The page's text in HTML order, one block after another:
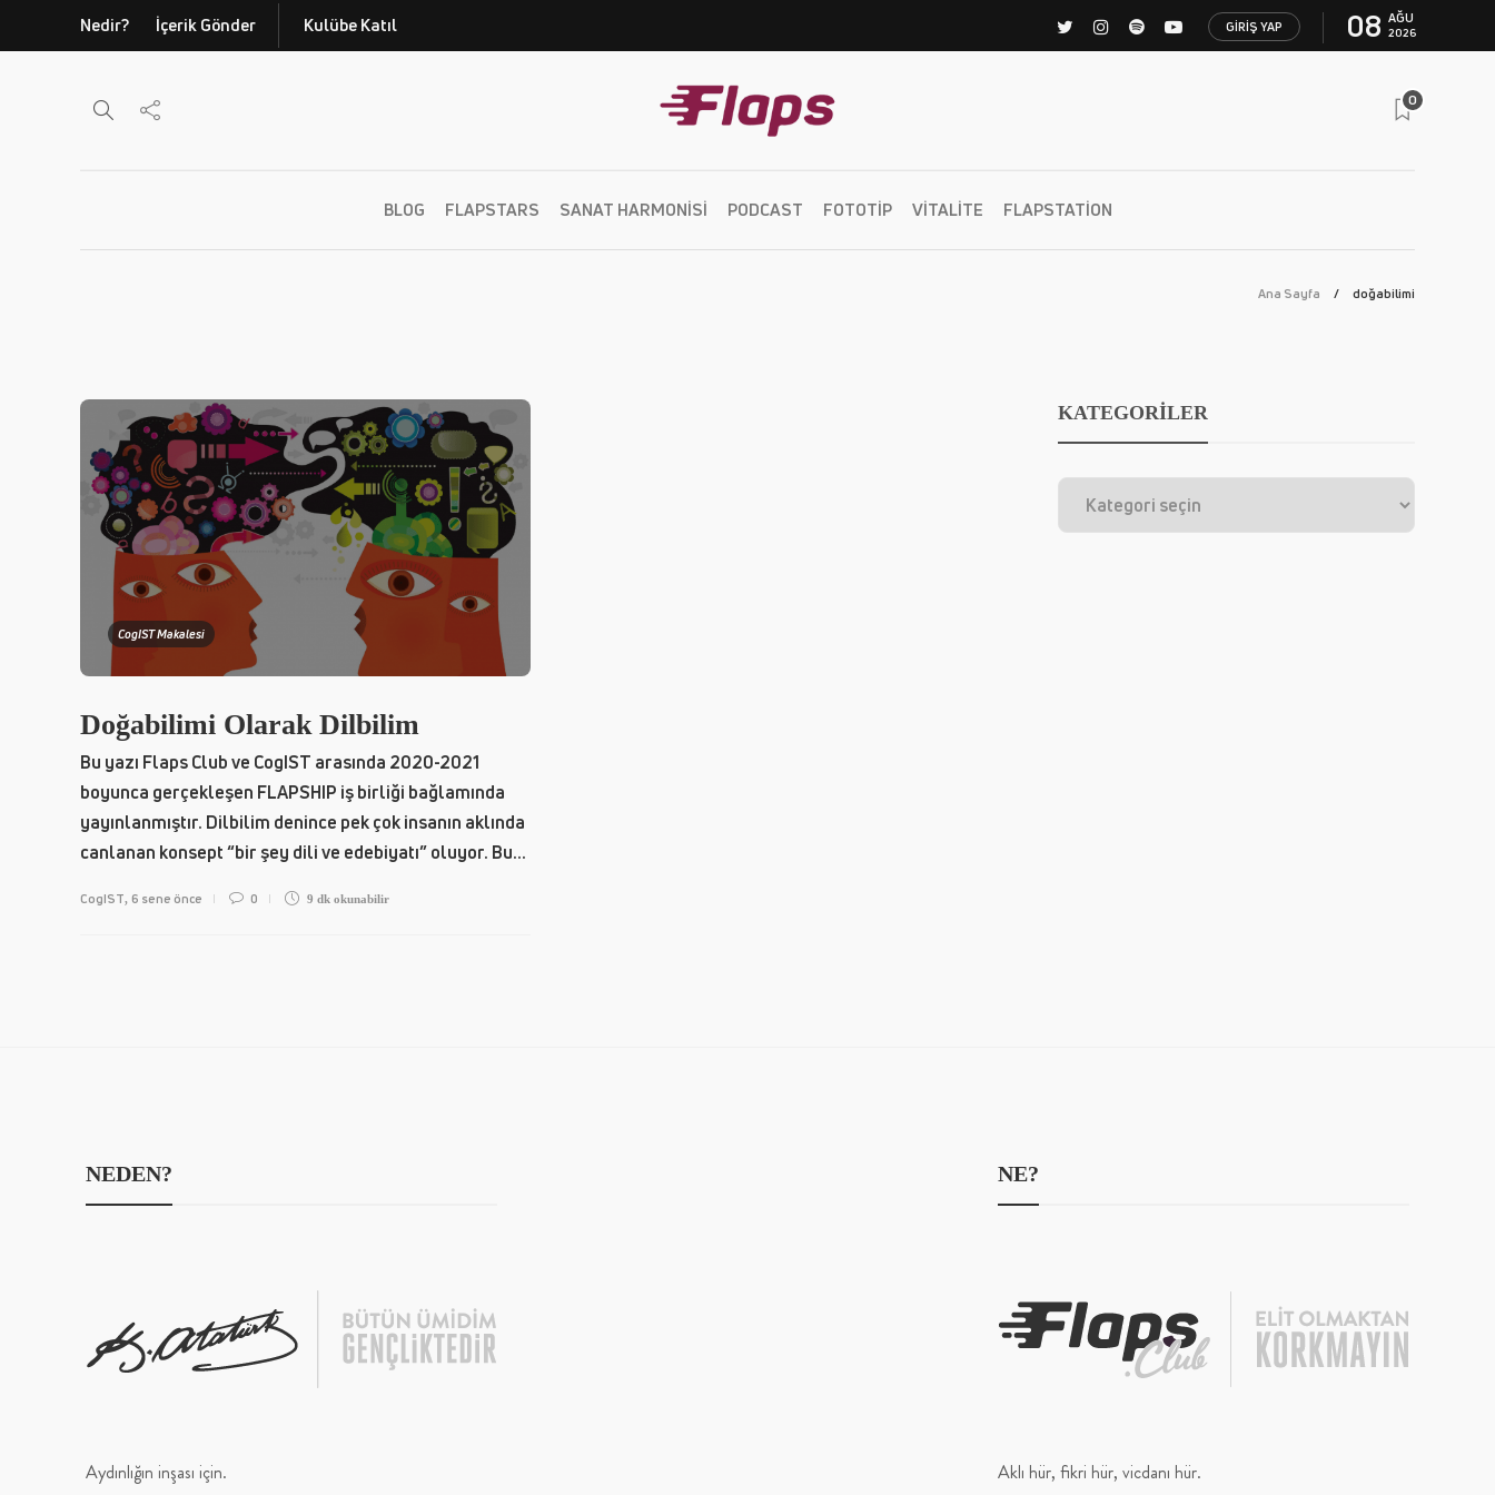
Nedir? İçerik Gönder Kulübe Katıl GIRIŞ YAP 08 AĞU
2026
0
BLOG FLAPSTARS SANAT HARMONISI PODCAST FOTOTIP VITALITE FLAPSTATION
Ana Sayfa doğabilimi
CogIST Makalesi
Doğabilimi Olarak Dilbilim
Bu yazı Flaps Club ve CogIST arasında 2020-2021
boyunca gerçekleşen FLAPSHIP iş birliği bağlamında
yayınlanmıştır. Dilbilim denince pek çok insanın aklında
canlanan konsept “bir şey dili ve edebiyatı” oluyor. Bu...
CogIST, 6 sene önce 0 9 dk okunabilir
KATEGORİLER
NEDEN?
Aydınlığın inşası için.
NE?
Aklı hür, fikri hür, vicdanı hür.